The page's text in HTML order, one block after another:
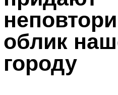
облик
городу